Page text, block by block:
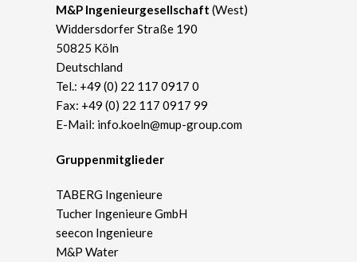
Gruppenmitglieder
TABERG Ingenieure
Tucher Ingenieure GmbH
seecon Ingenieure
M&P Water
​M&P Ingenieurgesellschaft (West)
Widdersdorfer Straße 190
50825 Köln
Deutschland
Tel.: +49 (0) 22 117 0917 0
Fax: +49 (0) 22 117 0917 99
E-Mail: info.koeln@mup-group.com